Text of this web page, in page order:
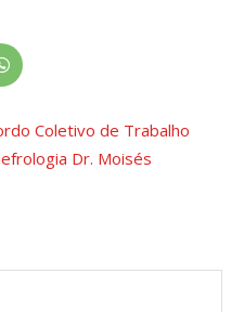
Coletivo de Trabalho
Dr. Moisés